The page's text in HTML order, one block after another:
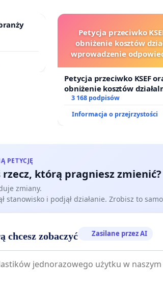
Petycja przeciwko
obniżenie kosztów
wprowadzenie
i sędziów
Petycja przeciwko KSEF
obniżenie kosztów
wprowadzenie
sędziów
3 168 podpisów
Informacja o przejrzystości
PETYCJĘ
rzecz, którą pragniesz zmienić?
zmiany.
stanowisko i podjął działanie. Zrobisz to
chcesz zobaczyć Zasilane przez AI